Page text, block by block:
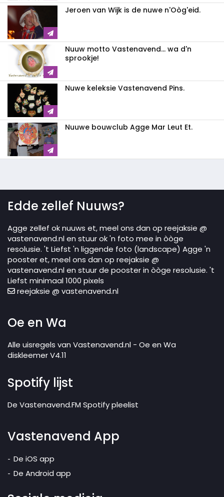
Jeroen van Wijk is de nuwe n'Oòg'eid.
Nuuw motto Vastenavend... wa d'n
sprookje!
Nuwe keleksie Vastenavend Pins.
Nuuwe bouwclub Agge Mar Leut Et.
Edde zellef Nuuws?
Agge zellef ok nuuws et, meel ons dan op reejaksie @
vastenavend.nl en stuur ok 'n foto mee in òòge
resolusie. 't Liefst 'n liggende foto (landscape) Agge 'n
pooster et, meel ons dan op reejaksie @
vastenavend.nl en stuur de pooster in òòge resolusie. 't
Liefst minimaal 1000 pixels
reejaksie @ vastenavend.nl
Oe en Wa
Alle uisregels van Vastenavend.nl - Oe en Wa
diskleemer V4.11
Spotify lijst
De Vastenavend.FM Spotify pleelist
Vastenavend App
De iOS app
De Android app